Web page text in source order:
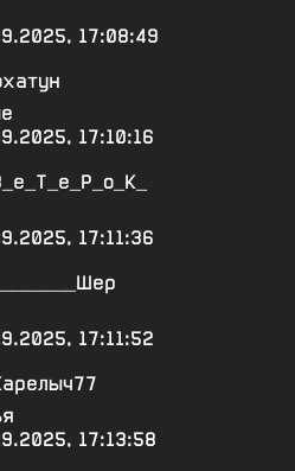
17:08:49
17:10:16
17:11:36
17:11:52
17:13:58